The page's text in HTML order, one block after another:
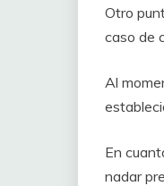
Otro
caso de
Al
En
nadar